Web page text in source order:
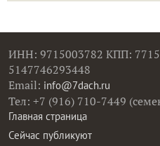
ИНН: 9715003782 КПП:
5147746293448
Email: info@7dach.ru
Тел: +7 (916) 710-7449
Главная страница
Сейчас публикуют